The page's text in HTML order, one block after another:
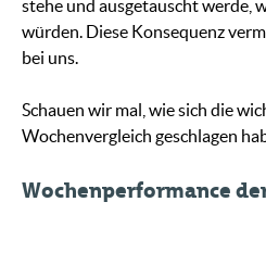
stehe und ausgetauscht werde,
würden. Diese Konsequenz
bei uns.
Schauen wir mal, wie sich die
Wochenvergleich geschlagen
Wochenperformance